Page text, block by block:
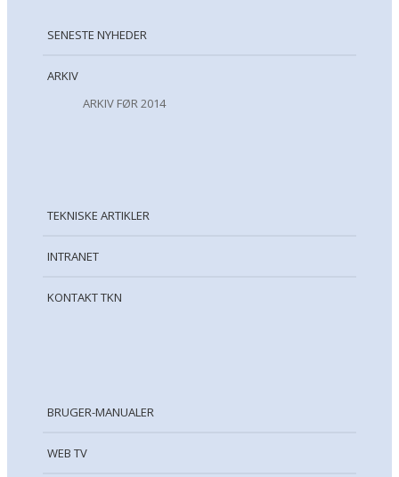
SENESTE NYHEDER
ARKIV
ARKIV FØR 2014
TEKNISKE ARTIKLER
INTRANET
KONTAKT TKN
BRUGER-MANUALER
WEB TV